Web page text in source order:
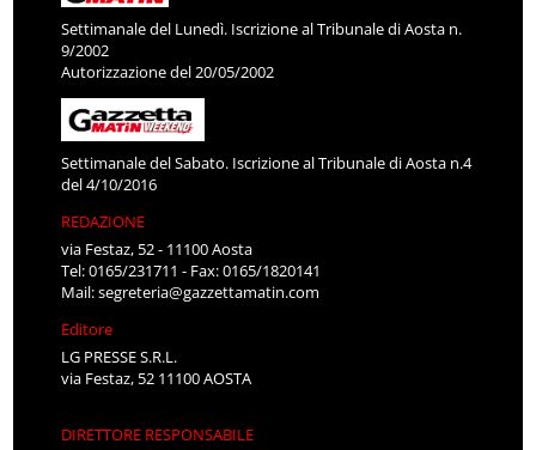
Settimanale del Lunedì. Iscrizione al Tribunale di Aosta n.
9/2002
Autorizzazione del 20/05/2002
Settimanale del Sabato. Iscrizione al Tribunale di Aosta n.4
del 4/10/2016
REDAZIONE
via Festaz, 52 - 11100 Aosta
Tel: 0165/231711 - Fax: 0165/1820141
Mail:segreteria@gazzettamatin.com
Editore
LG PRESSE S.R.L.
via Festaz, 52 11100 AOSTA
DIRETTORE RESPONSABILE